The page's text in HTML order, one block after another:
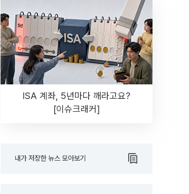
ISA 계좌, 5년마다 깨라고요?
[이슈크래커]
내가 저장한 뉴스 모아보기